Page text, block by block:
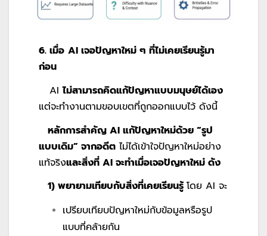
6. เมื่อ AI เจอปัญหาใหม่ ๆ ที่ไม่เคยเรียนรู้มา
ก่อน
AIไม่สามารถคิดแก้ปัญหาแบบมนุษย์ได้เอง
แต่จะทำงานตามขอบเขตที่ถูกออกแบบไว้ ดังนี้
หลักการสำคัญ AI แก้ปัญหาใหม่ด้วย “รูป
แบบเดิม” จากอดีต ไม่ได้เข้าใจปัญหาใหม่อย่าง
แท้จริงและสิ่งที่ AI จะทำเมื่อเจอปัญหาใหม่ ดัง
1) พยายามเทียบกับสิ่งที่เคยเรียนรู้ โดย AI จะ
เปรียบเทียบปัญหาใหม่กับข้อมูลหรือรูป
แบบที่คล้ายกัน